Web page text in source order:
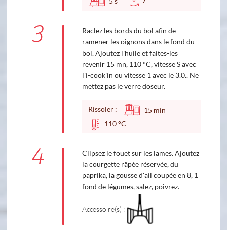
3
Raclez les bords du bol afin de
ramener les oignons dans le fond du
bol. Ajoutez l'huile et faites-les
revenir 15 mn, 110 °C, vitesse S avec
l'i-cook'in ou vitesse 1 avec le 3.0.. Ne
mettez pas le verre doseur.
Rissoler : 15 min
110 °C
4
Clipsez le fouet sur les lames. Ajoutez
la courgette râpée réservée, du
paprika, la gousse d'ail coupée en 8, 1
fond de légumes, salez, poivrez.
Accessoire(s) :